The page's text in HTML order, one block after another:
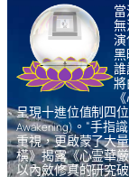
將
呈現十進位值制四
Awakening) 。“手指
重視，更啟蒙了大
橫》揭露《心霊華
以內斂修真的研究